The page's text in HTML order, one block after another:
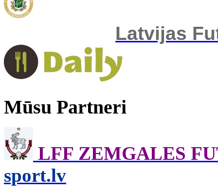
Latvijas
Mūsu Partneri
LFF ZEMGALES
sport.lv